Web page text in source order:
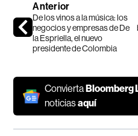
Anterior
De los vinos a la música: los
negocios y empresas de De
la Espriella, el nuevo
presidente de Colombia
Convierta Bloomberg
noticiasaquí